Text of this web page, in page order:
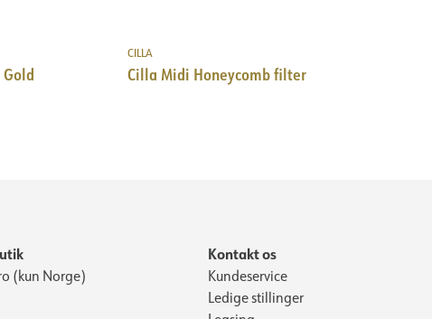
CILLA
Cilla Midi Honeycomb filter
(kun Norge)
Kontakt os
Kundeservice
Ledige stillinger